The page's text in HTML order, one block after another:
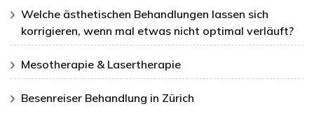
Welche ästhetischen Behandlungen lassen sich
korrigieren, wenn mal etwas nicht optimal verläuft?
Mesotherapie & Lasertherapie
Besenreiser Behandlung in Zürich